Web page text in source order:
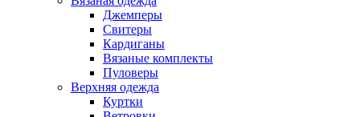
Джемперы
Свитеры
Кардиганы
Вязаные комплекты
Пуловеры
Верхняя одежда
Куртки